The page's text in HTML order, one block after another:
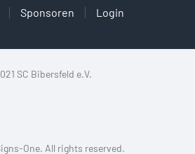
Sponsoren Login
SC Bibersfeld e.V.
One. All rights reserved.